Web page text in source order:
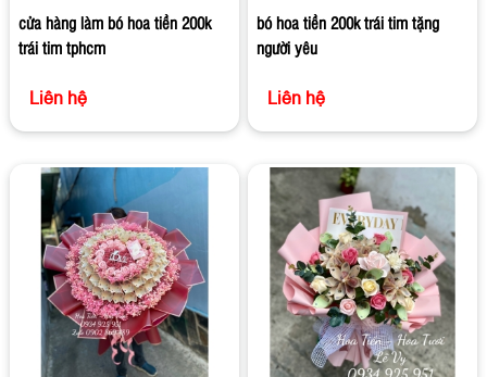
cửa hàng làm bó hoa tiền 200k
trái tim tphcm
Liên hệ
bó hoa tiền 200k trái tim tặng
người yêu
Liên hệ